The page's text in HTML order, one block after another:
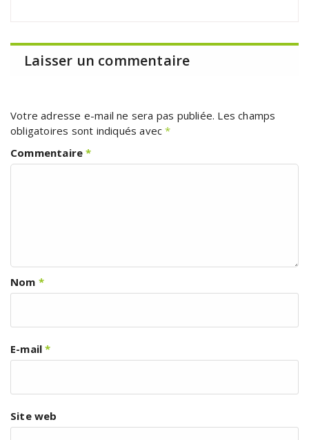
Laisser un commentaire
Votre adresse e-mail ne sera pas publiée. Les champs
obligatoires sont indiqués avec*
Commentaire*
Nom *
E-mail*
Site web